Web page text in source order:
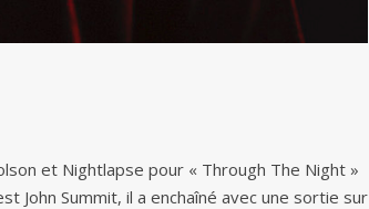
et Nightlapse pour « Through The Night »
John Summit, il a enchaîné avec une sortie sur